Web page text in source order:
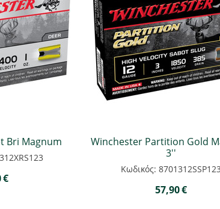
Bri Magnum
€
Winchester Partition Gold
3''
Κωδικός: 8701312SSP123
57,90€